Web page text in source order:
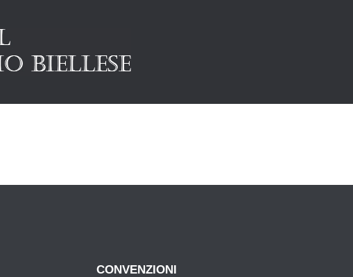
CONVENZIONI